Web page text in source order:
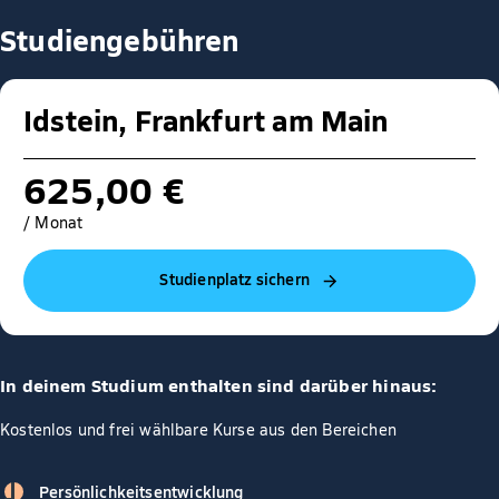
Studiengebühren
Idstein, Frankfurt am Main
625,00 €
/ Monat
Studienplatz sichern
In deinem Studium enthalten sind darüber hinaus:
Kostenlos und frei wählbare Kurse aus den Bereichen
Persönlichkeitsentwicklung